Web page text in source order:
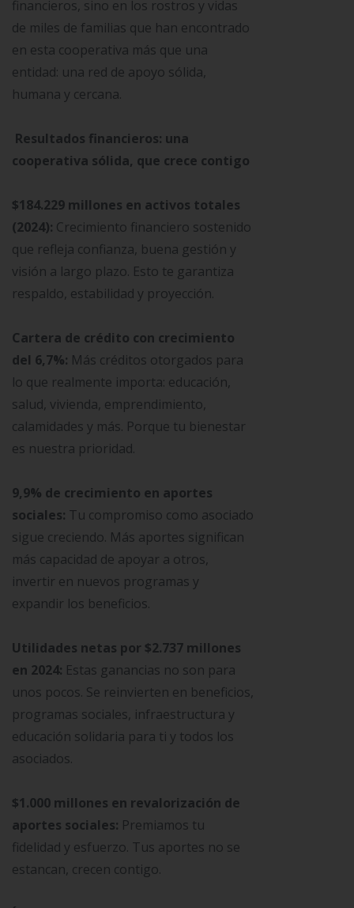
financieros, sino en los rostros y vidas
de miles de familias que han encontrado
en esta cooperativa más que una
entidad: una red de apoyo sólida,
humana y cercana.
Resultados financieros: una
cooperativa sólida, que crece contigo
$184.229 millones en activos totales
(2024): Crecimiento financiero sostenido
que refleja confianza, buena gestión y
visión a largo plazo. Esto te garantiza
respaldo, estabilidad y proyección.
Cartera de crédito con crecimiento
del 6,7%: Más créditos otorgados para
lo que realmente importa: educación,
salud, vivienda, emprendimiento,
calamidades y más. Porque tu bienestar
es nuestra prioridad.
9,9% de crecimiento en aportes
sociales: Tu compromiso como asociado
sigue creciendo. Más aportes significan
más capacidad de apoyar a otros,
invertir en nuevos programas y
expandir los beneficios.
Utilidades netas por $2.737 millones
en 2024: Estas ganancias no son para
unos pocos. Se reinvierten en beneficios,
programas sociales, infraestructura y
educación solidaria para ti y todos los
asociados.
$1.000 millones en revalorización de
aportes sociales: Premiamos tu
fidelidad y esfuerzo. Tus aportes no se
estancan, crecen contigo.